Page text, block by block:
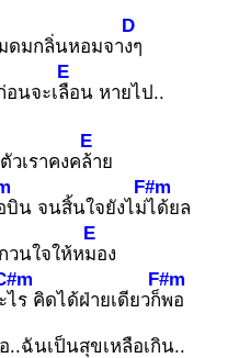
ดมกลิ่นหอมจา
D
งๆ
อนจะเ
E
ลือน หายไป..
วเราคงค
E
ล้าย
บิน จนสิ้นใจยังไม่
F#m
ได้ยล
วนใจให้ห
E
มอง
ไร คิดได้ฝ่ายเดียวก็
F#m
พอ
..ฉันเป็นสุขเหลือเกิน..